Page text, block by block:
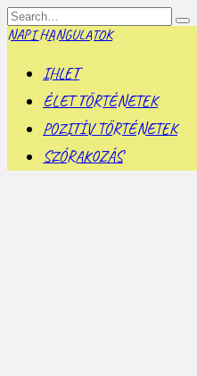
Skip
to
content
Search
for:
NAPI HANGULATOK
IHLET
ÉLET TÖRTÉNETEK
POZITÍV TÖRTÉNETEK
SZÓRAKOZÁS